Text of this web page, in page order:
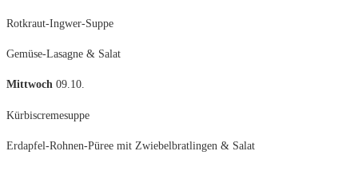
Rotkraut-Ingwer-Suppe
Gemüse-Lasagne & Salat
Mittwoch 09.10.
Kürbiscremesuppe
Erdapfel-Rohnen-Püree mit Zwiebelbratlingen & Salat